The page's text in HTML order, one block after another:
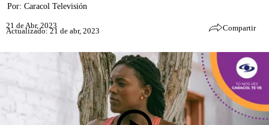
Por: Caracol Televisión
21 de Abr, 2023
Actualizado: 21 de abr, 2023 Compartir